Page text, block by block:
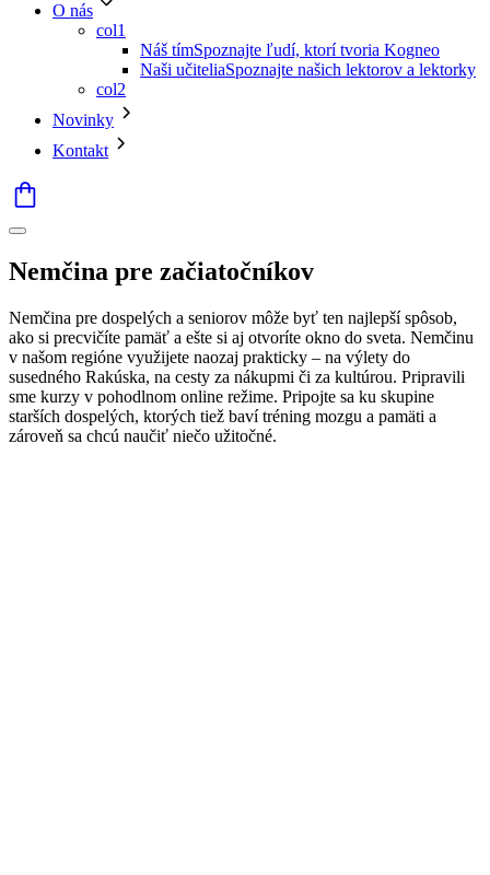
O nás
col1
Náš tímSpoznajte ľudí, ktorí tvoria Kogneo
Naši učiteliaSpoznajte našich lektorov a lektorky
col2
Novinky
Kontakt
Nemčina pre začiatočníkov
Nemčina pre dospelých a seniorov môže byť ten najlepší spôsob,
ako si precvičíte pamäť a ešte si aj otvoríte okno do sveta. Nemčinu
v našom regióne využijete naozaj prakticky – na výlety do
susedného Rakúska, na cesty za nákupmi či za kultúrou. Pripravili
sme kurzy v pohodlnom online režime. Pripojte sa ku skupine
starších dospelých, ktorých tiež baví tréning mozgu a pamäti a
zároveň sa chcú naučiť niečo užitočné.